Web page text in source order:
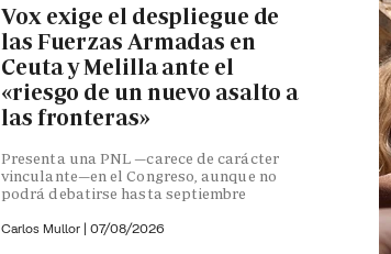
Vox exige el despliegue de
las Fuerzas Armadas en
Ceuta y Melilla ante el
«riesgo de un nuevo asalto a
las fronteras»
Presenta una PNL —carece de carácter
vinculante—en el Congreso, aunque no
podrá debatirse hasta septiembre
Carlos Mullor | 07/08/2026